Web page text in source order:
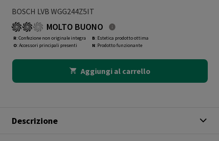
BOSCH LVB WGG244Z5IT
MOLTO BUONO
R: Confezione non originale integra
O: Accessori principali presenti
B: Estetica prodotto ottima
N: Prodotto funzionante
Aggiungi al carrello
Descrizione